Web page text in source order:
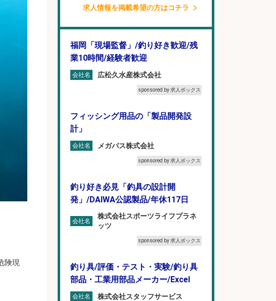
険現
求人情報を掲載希望の方はコチラ
福岡「現場監督」/釣り好き歓迎/残
業10時間/経験者歓迎
会社名 広松久水産株式会社
sponsored by 求人ボックス
フィッシング用品の「製品開発設
計」
会社名 メガバス株式会社
sponsored by 求人ボックス
釣り好き必見「釣具の設計開
発」/DAIWA公認製品/年休117日
会社名
株式会社スポーツライフプラネ
ッツ
sponsored by 求人ボックス
釣り具/評価・テスト・実験/釣り具
部品・工業用部品メーカー/Excel
会社名 株式会社スタッフサービス